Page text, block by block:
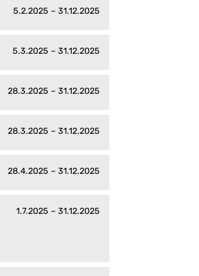
5.2.2025 – 31.12.2025
5.3.2025 – 31.12.2025
28.3.2025 – 31.12.2025
28.3.2025 – 31.12.2025
28.4.2025 – 31.12.2025
1.7.2025 – 31.12.2025